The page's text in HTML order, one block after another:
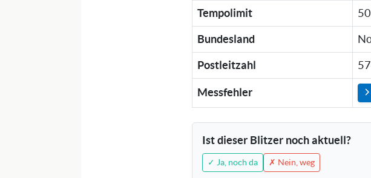
Tempolimit
Bundesland
Postleitzahl
Messfehler
Ist dieser Blitzer noch aktuell?
✓ Ja, noch da ✗ Nein, weg